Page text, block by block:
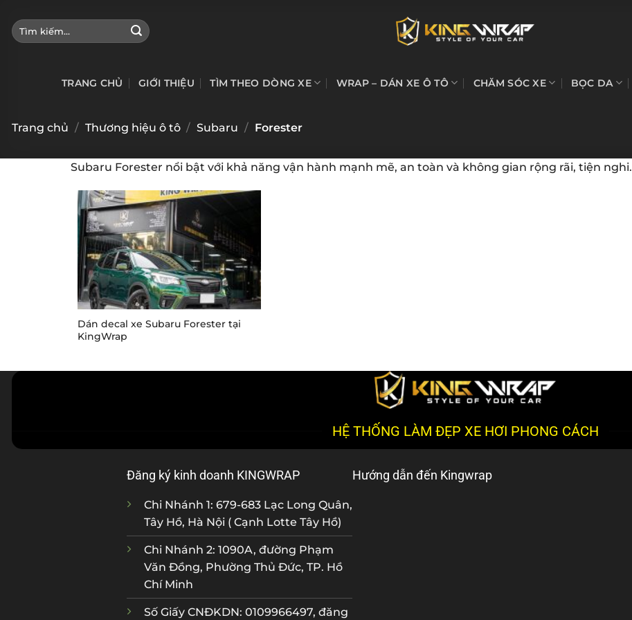
qua
nội
Tìm
kiếm:
TRANG CHỦ GIỚI THIỆU TÌM THEO DÒNG XE WRAP – DÁN XE Ô TÔ CHĂM SÓC XE BỌC DA
Trang chủ / Thương hiệu ô tô / Subaru / Forester
Subaru Forester nổi bật với khả năng vận hành mạnh mẽ, an toàn và không gian rộng rãi, tiện nghi.
Dán decal xe Subaru Forester tại
KingWrap
HỆ THỐNG LÀM ĐẸP XE HƠI PHONG CÁCH
Đăng ký kinh doanh KINGWRAP
Chi Nhánh 1: 679-683 Lạc Long Quân,
Tây Hồ, Hà Nội ( Cạnh Lotte Tây Hồ)
Chi Nhánh 2: 1090A, đường Phạm
Văn Đồng, Phường Thủ Đức, TP. Hồ
Chí Minh
Số Giấy CNĐKDN: 0109966497, đăng
Hướng dẫn đến Kingwrap